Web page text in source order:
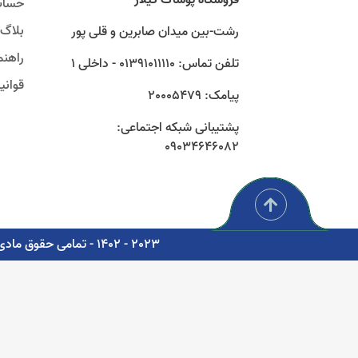
رشت-بین میدان صابرین و قلی پور
تلفن تماس: 01391011110 - داخلی 1
پیامک: 20005479
پشتیبانی شبکه اجتماعی:
09034646082
بلاگ
2023 - 1402 - تمامی حقوق مادی و معنوی برای شرکت پوشاک سبز گستر گیلار محفوظ است. - مشاوره، پشتیبانی و طراحی اتوماسیون دیجیتال: